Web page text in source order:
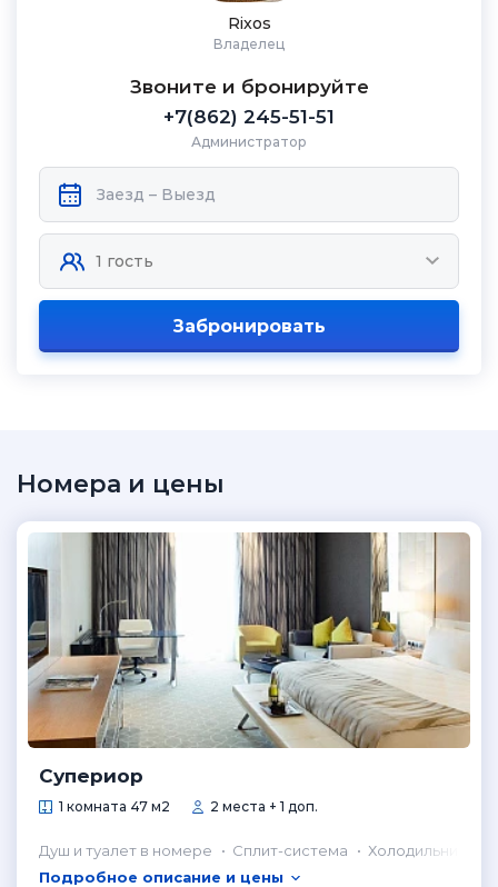
Rixos
Владелец
Звоните и бронируйте
+7(862) 245-51-51
Администратор
Забронировать
Номера и цены
Супериор
1 комната 47 м2 2 места + 1 доп.
Душ и туалет в номере Сплит-система
Холодильник в
Подробное описание и цены